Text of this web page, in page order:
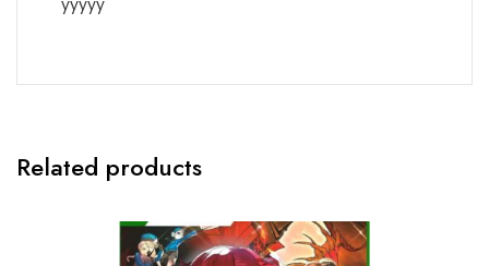
yyyyy
Related products